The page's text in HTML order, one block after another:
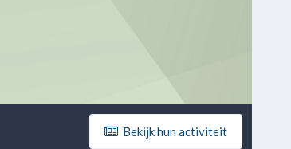
Bekijk hun activiteit